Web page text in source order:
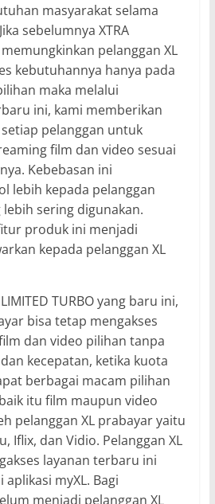
masyarakat selama
sebelumnya XTRA
memungkinkan pelanggan XL
kebutuhannya hanya pada
maka melalui
ini, kami memberikan
pelanggan untuk
film dan video sesuai
Kebebasan ini
lebih kepada pelanggan
sering digunakan.
produk ini menjadi
kepada pelanggan XL
TURBO yang baru ini,
bisa tetap mengakses
dan video pilihan tanpa
kecepatan, ketika kuota
berbagai macam pilihan
itu film maupun video
pelanggan XL prabayar yaitu
Iflix, dan Vidio. Pelanggan XL
layanan terbaru ini
aplikasi myXL. Bagi
menjadi pelanggan XL